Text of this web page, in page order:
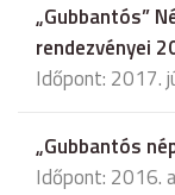
„Gubbantós”
rendezvényei
Időpont: 2017.
„Gubbantós
Időpont: 2016.